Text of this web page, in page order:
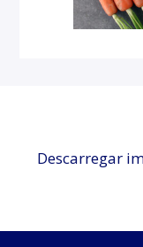
Descarregar